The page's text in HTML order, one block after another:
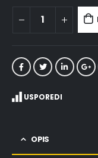
USPOREDI
OPIS